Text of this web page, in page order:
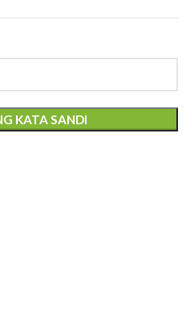
KATA SANDI